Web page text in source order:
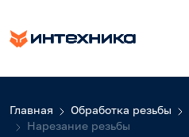
Главная Обработка резьбы
Нарезание резьбы